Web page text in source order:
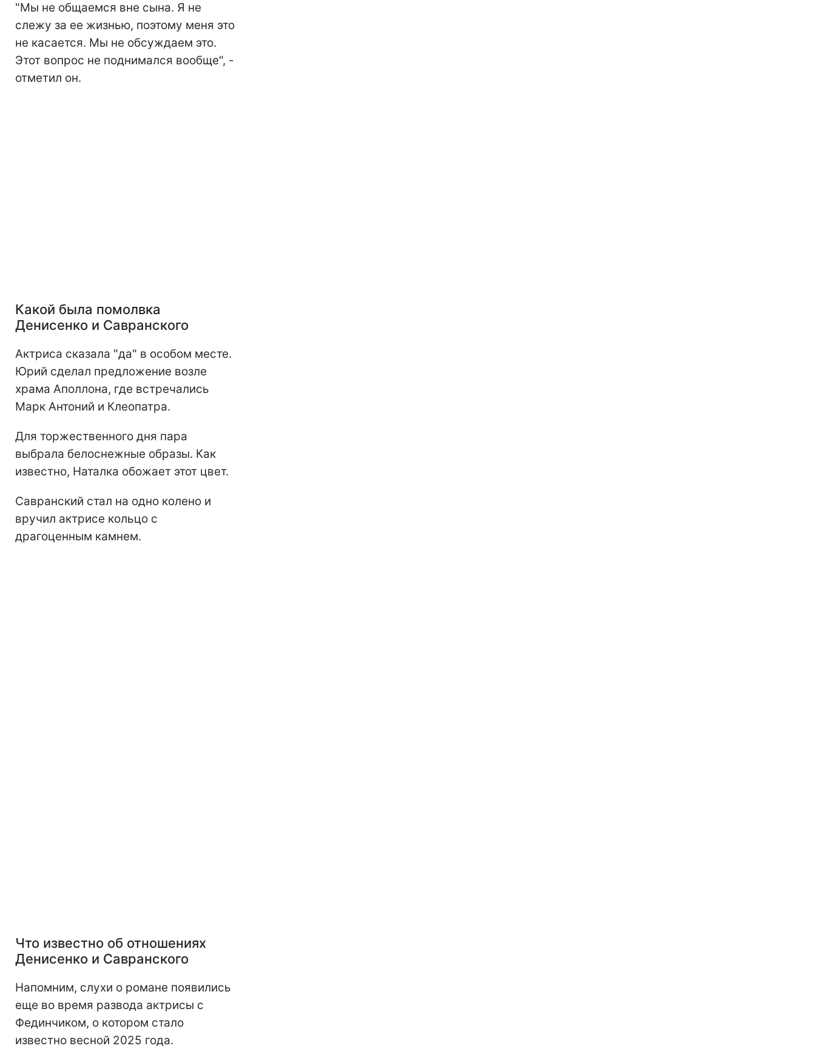
"Мы не общаемся вне сына. Я не
слежу за ее жизнью, поэтому меня это
не касается. Мы не обсуждаем это.
Этот вопрос не поднимался вообще", -
отметил он.
Какой была помолвка
Денисенко и Савранского
Актриса сказала "да" в особом месте.
Юрий сделал предложение возле
храма Аполлона, где встречались
Марк Антоний и Клеопатра.
Для торжественного дня пара
выбрала белоснежные образы. Как
известно, Наталка обожает этот цвет.
Савранский стал на одно колено и
вручил актрисе кольцо с
драгоценным камнем.
Что известно об отношениях
Денисенко и Савранского
Напомним, слухи о романе появились
еще во время развода актрисы с
Фединчиком, о котором стало
известно весной 2025 года.